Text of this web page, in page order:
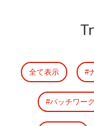
全て表示
パッチワーク